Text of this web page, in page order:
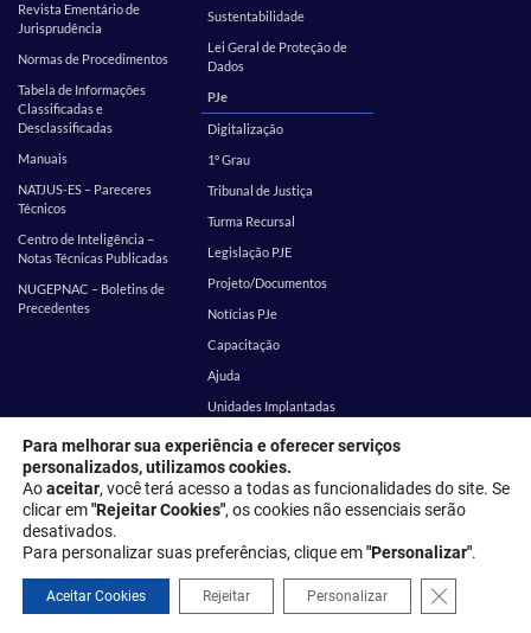
Revista Ementário de
Jurisprudência
Normas de Procedimentos
Tabela de Informações
Classificadas e
Desclassificadas
Manuais
NATJUS-ES – Pareceres
Técnicos
Centro de Inteligência –
Notas Técnicas Publicadas
NUGEPNAC – Boletins de
Precedentes
Sustentabilidade
Lei Geral de Proteção de
Dados
PJe
Digitalização
1º Grau
Tribunal de Justiça
Turma Recursal
Legislação PJE
Projeto/Documentos
Notícias PJe
Capacitação
Ajuda
Unidades Implantadas
Estatística
SEI
EMES Corregedoria
Endereço: Rua Desembargador Homero Mafra, 60 - Enseada do Suá,
Vitória - ES, 29050-906
Política de privacidade
Para melhorar sua experiência e oferecer serviços
personalizados, utilizamos cookies.
Aoaceitar, você terá acesso a todas as funcionalidades do site. Se
clicar em"Rejeitar Cookies", os cookies não essenciais serão
desativados.
Para personalizar suas preferências, clique em"Personalizar".
Aceitar Cookies Rejeitar Personalizar Close